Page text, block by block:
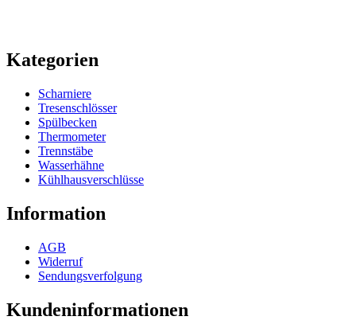
Kategorien
Scharniere
Tresenschlösser
Spülbecken
Thermometer
Trennstäbe
Wasserhähne
Kühlhausverschlüsse
Information
AGB
Widerruf
Sendungsverfolgung
Kundeninformationen